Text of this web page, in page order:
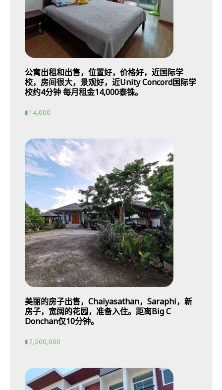
公寓出租和出售，位置好，价格好，近国际学
校，房间很大，景观好，近Unity Concord国际学
校约4分钟 每月租金14,000泰铢。
฿14,000
美丽的房子出售，Chaiyasathan，Saraphi，新
房子，宽阔的花园，准备入住。距离Big C
Donchan仅10分钟。
฿7,500,000